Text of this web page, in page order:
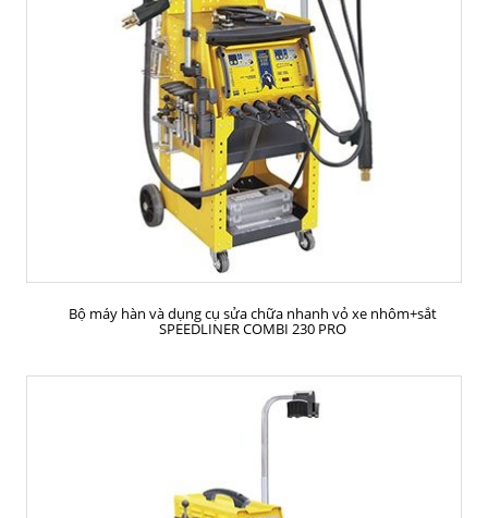
MUA HÀNG
Bộ máy hàn và dụng cụ sửa chữa nhanh vỏ xe nhôm+sắt
SPEEDLINER COMBI 230 PRO